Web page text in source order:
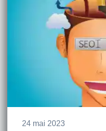
24 mai 2023